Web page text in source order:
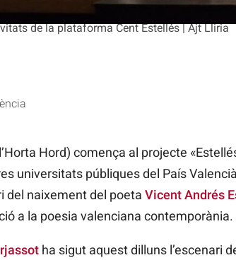
de la plataforma Cent Estellés | Ajt Lliria
Hord) comença al projecte
universitats públiques del País
del naixement del poeta Vicent Andrés
a la poesia valenciana contemporània.
ha sigut aquest dilluns l’escenari